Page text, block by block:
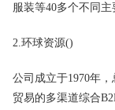
服装等40多个不同主
2.环球资源()
公司成立于1970年
贸易的多渠道综合